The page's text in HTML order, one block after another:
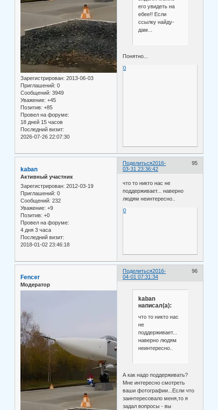
Зарегистрирован: 2013-06-03
Приглашений: 0
Сообщений: 3949
Уважение: +45
Позитив: +85
Провел на форуме:
18 дней 15 часов
Последний визит:
2026-07-26 22:07:30
его увидеть на
ебее!! Если
ссылку найду-
дам...
Понятно...
0
Поделиться 95
2016-
03-31 23:36:42
kaban
Активный участник
Зарегистрирован: 2012-03-19
Приглашений: 0
Сообщений: 232
Уважение: +9
Позитив: +0
Провел на форуме:
4 дня 3 часа
Последний визит:
2018-01-02 23:46:18
что то никто нас не
поддерживает... наверно
людям неинтересно..
0
Поделиться 96
2016-
04-01 07:31:34
Fencer
Модератор
kaban
написал(а):
что то никто нас
не
поддерживает...
наверно людям
неинтересно..
А как надо поддерживать?
Мне интересно смотреть
ваши фотографии...Если что
заинтересовало меня,то я
задал вопросы - вы